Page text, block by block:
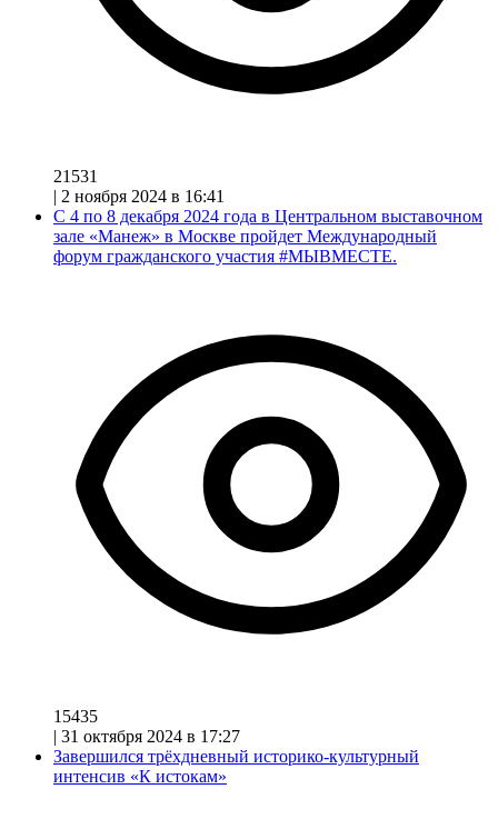
21531
| 2 ноября 2024 в 16:41
С 4 по 8 декабря 2024 года в Центральном выставочном
зале «Манеж» в Москве пройдет Международный
форум гражданского участия #МЫВМЕСТЕ.
15435
| 31 октября 2024 в 17:27
Завершился трёхдневный историко-культурный
интенсив «К истокам»